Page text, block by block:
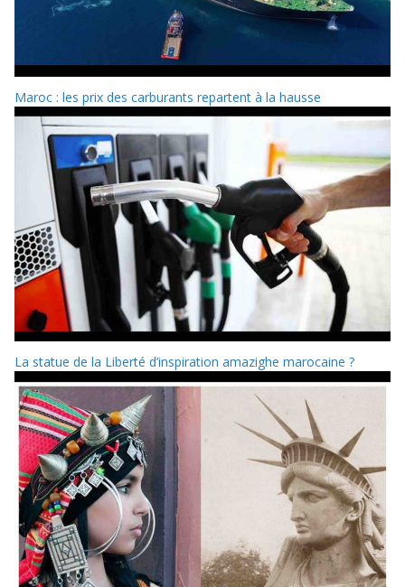
Maroc : les prix des carburants repartent à la hausse
La statue de la Liberté d’inspiration amazighe marocaine ?